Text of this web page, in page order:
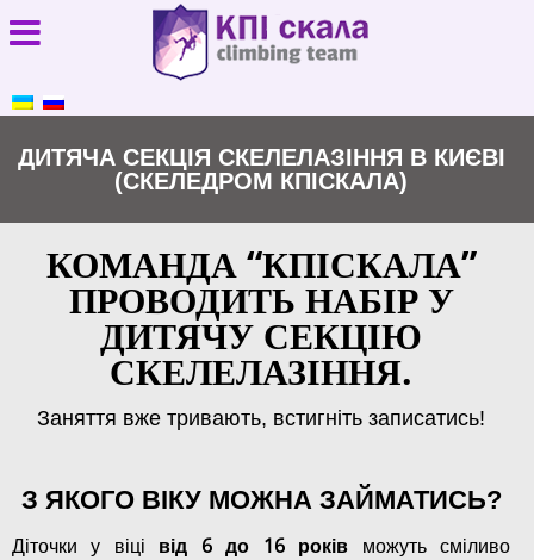
ДИТЯЧА СЕКЦІЯ СКЕЛЕЛАЗІННЯ В КИЄВІ
(СКЕЛЕДРОМ КПІСКАЛА)
КОМАНДА “КПІСКАЛА”
ПРОВОДИТЬ НАБІР У
ДИТЯЧУ СЕКЦІЮ
СКЕЛЕЛАЗІННЯ.
Заняття вже тривають, встигніть записатись!
З ЯКОГО ВІКУ МОЖНА ЗАЙМАТИСЬ?
Діточки у віці від 6 до 16 років можуть сміливо